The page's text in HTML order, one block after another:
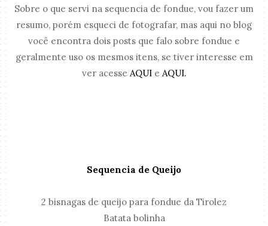
Sobre o que servi na sequencia de fondue, vou fazer um
resumo, porém esqueci de fotografar, mas aqui no blog
você encontra dois posts que falo sobre fondue e
geralmente uso os mesmos itens, se tiver interesse em
ver acesse AQUIe AQUI.
Sequencia de Queijo
2 bisnagas de queijo para fondue da Tirolez
Batata bolinha